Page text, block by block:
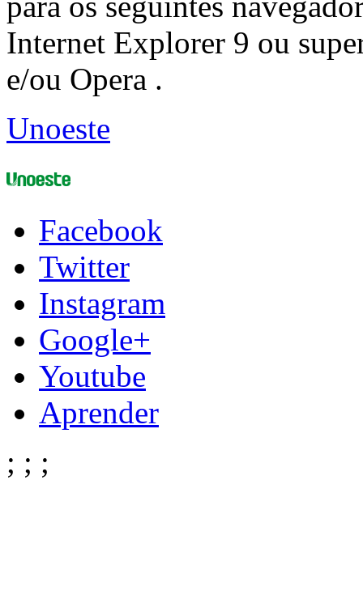
Internet Explorer 9 ou
e/ou Opera .
Unoeste
Facebook
Twitter
Instagram
Google+
Youtube
Aprender
; ; ;